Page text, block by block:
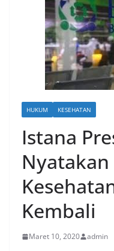
HUKUM KESEHATAN
Istana
Nyatakan
Kembali
Maret 10, 2020 admin